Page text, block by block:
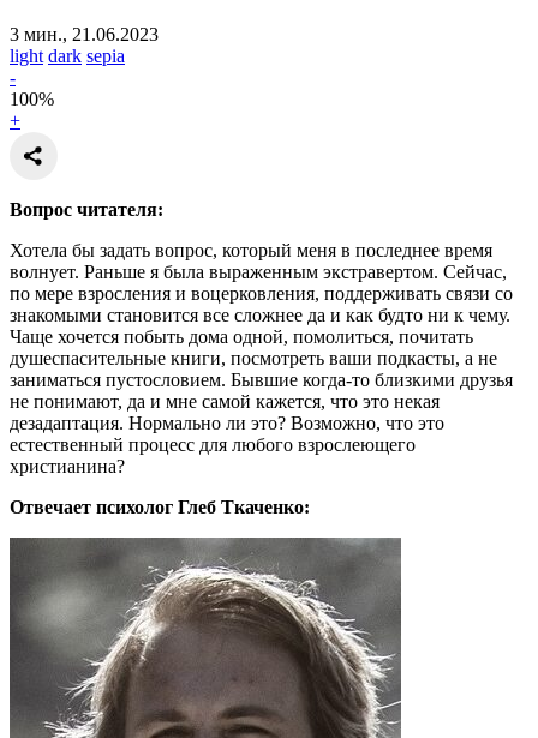
3 мин., 21.06.2023
light dark sepia
-
100%
+
Вопрос читателя:
Хотела бы задать вопрос, который меня в последнее время
волнует. Раньше я была выраженным экстравертом. Сейчас,
по мере взросления и воцерковления, поддерживать связи со
знакомыми становится все сложнее да и как будто ни к чему.
Чаще хочется побыть дома одной, помолиться, почитать
душеспасительные книги, посмотреть ваши подкасты, а не
заниматься пустословием. Бывшие когда-то близкими друзья
не понимают, да и мне самой кажется, что это некая
дезадаптация. Нормально ли это? Возможно, что это
естественный процесс для любого взрослеющего
христианина?
Отвечает психолог Глеб Ткаченко: